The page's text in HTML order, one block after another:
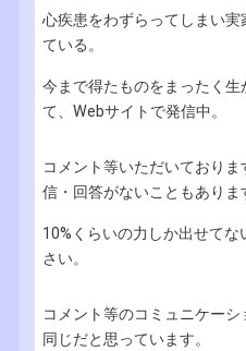
心疾患をわずらってしまい
ている。
今まで得たものをまったく
て、Webサイトで発信中。
コメント等いただいており
信・回答がないこともありま
10%くらいの力しか出せて
さい。
コメント等のコミュニケー
同じだと思っています。